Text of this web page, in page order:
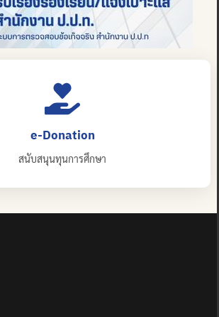
e-Donation
สนับสนุนทุนการศึกษา